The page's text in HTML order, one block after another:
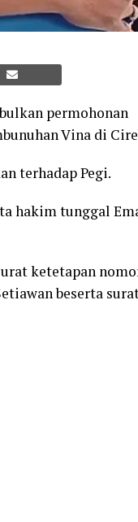
permohonan
Vina di
terhadap Pegi.
hakim tunggal
ketetapan
beserta